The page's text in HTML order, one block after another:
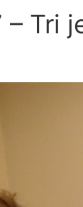
– Tri